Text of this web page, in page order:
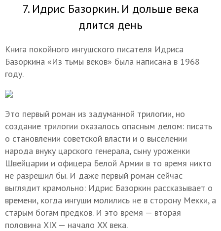
7. Идрис Базоркин. И дольше века
длится день
Книга покойного ингушского писателя Идриса
Базоркина «Из тьмы веков» была написана в 1968
году.
Это первый роман из задуманной трилогии, но
создание трилогии оказалось опасным делом: писать
о становлении советской власти и о выселении
народа внуку царского генерала, сыну уроженки
Швейцарии и офицера Белой Армии в то время никто
не разрешил бы. И даже первый роман сейчас
выглядит крамольно: Идрис Базоркин рассказывает о
времени, когда ингуши молились не в сторону Мекки, а
старым богам предков. И это время — вторая
половина XIX — начало XX века.